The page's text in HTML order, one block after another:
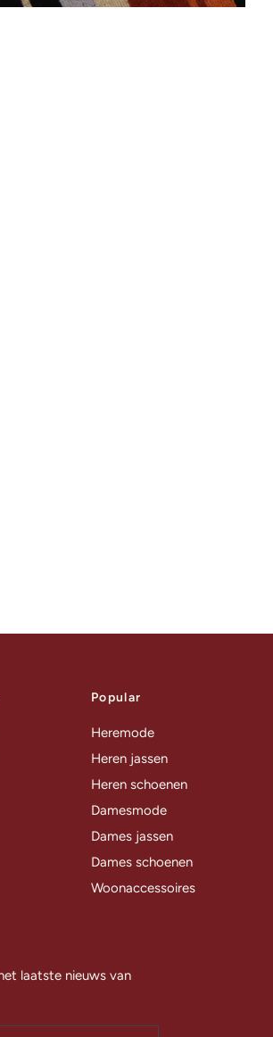
Popular
Heremode
Heren jassen
Heren schoenen
Damesmode
Dames jassen
Dames schoenen
Woonaccessoires
laatste nieuws van